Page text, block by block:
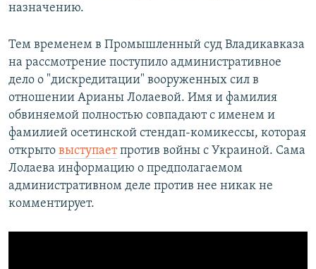
назначению.
Тем временем в Промышленный суд Владикавказа
на рассмотрение поступило административное
дело о "дискредитации" вооруженных сил в
отношении Арианы Лолаевой. Имя и фамилия
обвиняемой полностью совпадают с именем и
фамилией осетинской стендап-комикессы, которая
открыто выступаетпротив войны с Украиной. Сама
Лолаева информацию о предполагаемом
административном деле против нее никак не
комментирует.